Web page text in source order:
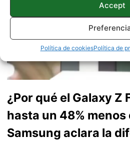
Accept
Política de cookiesPolítica de
¿Por qué el Galaxy Z
hasta un 48% menos
Samsung aclara la